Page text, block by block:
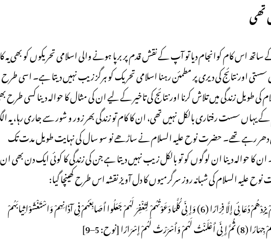
کام کوانجام دیا تو آپ کے نقش قدم پر برپا ہونے والی اسلامی تحریکوں کو بھی یہ
سستی اور نتائج کی دیری پر مطمئن رہنا اسلامی تحریک کو ہرگز زیب نہیں دیتا ہے۔ اسی
زندگی میں تلاش کرنا اور نتائج کی تاخیر کے لیے ان کی مثال کا حوالہ دینا کسی طرح
سست رفتاری بالکل نہیں تھی، ان کا کام تو زندگی بھر زور و شور سے جاری رہا، یہ
رہے تھے۔ حضرت نوح علیہ السلام نے ساڑھے نو سو سال کی نہایت طویل مدت تک
حوالہ دینا ان لوگوں کو تو بالکل زیب نہیں دیتا ہے جن کی زندگی کا کوئی ایک دن بھی
علیہ السلام کی شبانہ روز سرگرمیوں کا دل آویز نقشہ اس طرح کھینچا گیا:
قَالَ رَبِّ إِنِّی دَعَوْتُ قَوْمِی لَیلًا وَنَهَارًا (5) فَلَمْ یزِدْهُمْ دُعَائِی إِلَّا فِرَارًا (6) وَإِنِّی كُلَّمَا دَعَوْتُهُمْ لِتَغْفِرَ لَهُمْ جَعَلُوا أَصَابِعَهُمْ فِی آذَانِهِمْ وَاسْتَغْشَوْا ثِیابَهُمْ